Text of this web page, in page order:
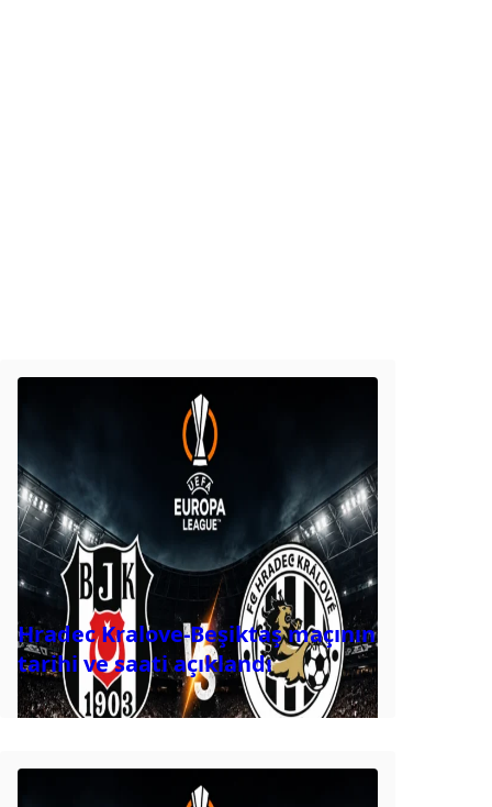
Hradec Kralove-Beşiktaş maçının
tarihi ve saati açıklandı